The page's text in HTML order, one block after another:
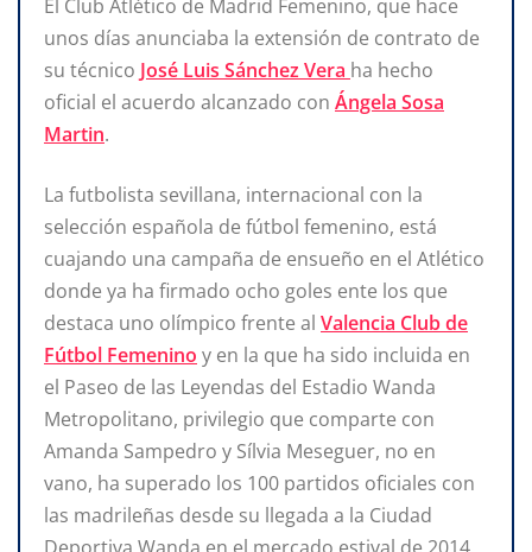
El Club Atlético de Madrid Femenino, que hace
unos días anunciaba la extensión de contrato de
su técnico José Luis Sánchez Vera ha hecho
oficial el acuerdo alcanzado con Ángela Sosa
Martin.
La futbolista sevillana, internacional con la
selección española de fútbol femenino, está
cuajando una campaña de ensueño en el Atlético
donde ya ha firmado ocho goles ente los que
destaca uno olímpico frente al Valencia Club de
Fútbol Femenino y en la que ha sido incluida en
el Paseo de las Leyendas del Estadio Wanda
Metropolitano, privilegio que comparte con
Amanda Sampedro y Sílvia Meseguer, no en
vano, ha superado los 100 partidos oficiales con
las madrileñas desde su llegada a la Ciudad